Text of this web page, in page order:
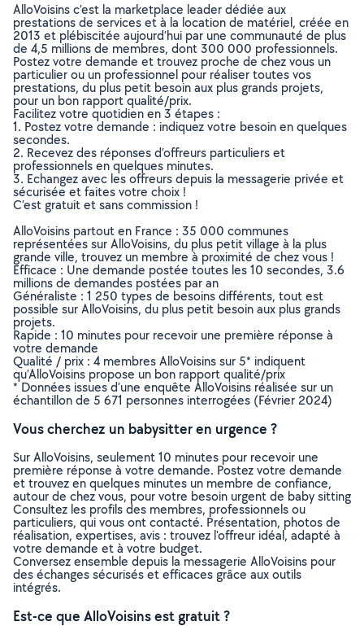
AlloVoisins c’est la marketplace leader dédiée aux
prestations de services et à la location de matériel, créée en
2013 et plébiscitée aujourd’hui par une communauté de plus
de 4,5 millions de membres, dont 300 000 professionnels.
Postez votre demande et trouvez proche de chez vous un
particulier ou un professionnel pour réaliser toutes vos
prestations, du plus petit besoin aux plus grands projets,
pour un bon rapport qualité/prix.
Facilitez votre quotidien en 3 étapes :
1. Postez votre demande : indiquez votre besoin en quelques
secondes.
2. Recevez des réponses d’offreurs particuliers et
professionnels en quelques minutes.
3. Echangez avec les offreurs depuis la messagerie privée et
sécurisée et faites votre choix !
C’est gratuit et sans commission !
AlloVoisins partout en France : 35 000 communes
représentées sur AlloVoisins, du plus petit village à la plus
grande ville, trouvez un membre à proximité de chez vous !
Efficace : Une demande postée toutes les 10 secondes, 3.6
millions de demandes postées par an
Généraliste : 1 250 types de besoins différents, tout est
possible sur AlloVoisins, du plus petit besoin aux plus grands
projets.
Rapide : 10 minutes pour recevoir une première réponse à
votre demande
Qualité / prix : 4 membres AlloVoisins sur 5* indiquent
qu’AlloVoisins propose un bon rapport qualité/prix
* Données issues d’une enquête AlloVoisins réalisée sur un
échantillon de 5 671 personnes interrogées (Février 2024)
Vous cherchez un babysitter en urgence ?
Sur AlloVoisins, seulement 10 minutes pour recevoir une
première réponse à votre demande. Postez votre demande
et trouvez en quelques minutes un membre de confiance,
autour de chez vous, pour votre besoin urgent de baby sitting
Consultez les profils des membres, professionnels ou
particuliers, qui vous ont contacté. Présentation, photos de
réalisation, expertises, avis : trouvez l'offreur idéal, adapté à
votre demande et à votre budget.
Conversez ensemble depuis la messagerie AlloVoisins pour
des échanges sécurisés et efficaces grâce aux outils
intégrés.
Est-ce que AlloVoisins est gratuit ?